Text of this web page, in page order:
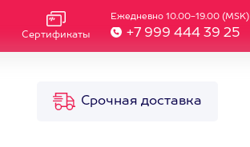
Сертификаты
Ежедневно 10.00-19.00 (MSK)
+7 999 444 39 25
Срочная доставка